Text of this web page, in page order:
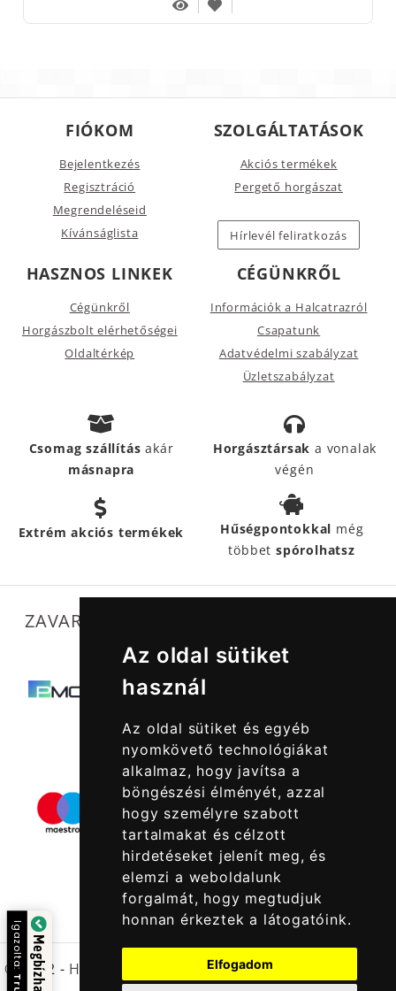
Az oldal sütiket
használ
Az oldal sütiket és egyéb
nyomkövető technológiákat
alkalmaz, hogy javítsa a
böngészési élményét, azzal
hogy személyre szabott
tartalmakat és célzott
hirdetéseket jelenít meg, és
elemzi a weboldalunk
forgalmát, hogy megtudjuk
honnan érkeztek a látogatóink.
Elfogadom
FIÓKOM
Bejelentkezés
Regisztráció
Megrendeléseid
Kívánságlista
SZOLGÁLTATÁSOK
Akciós termékek
Pergető horgászat
Hírlevél feliratkozás
HASZNOS LINKEK
Cégünkről
Horgászbolt elérhetőségei
Oldaltérkép
CÉGÜNKRŐL
Információk a Halcatrazról
Csapatunk
Adatvédelmi szabályzat
Üzletszabályzat
Csomag szállításakár
másnapra
Horgásztársak a vonalak
végén
Extrém akciós termékek Hűségpontokkal még
többetspórolhatsz
ZAVARTALAN MŰKÖDÉSÜNKET SEGÍTIK
© 2022 - Halcatraz Kft.
Igazolta: